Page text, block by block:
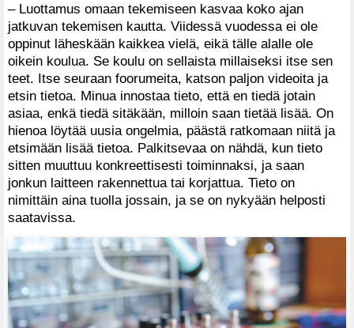
– Luottamus omaan tekemiseen kasvaa koko ajan
jatkuvan tekemisen kautta. Viidessä vuodessa ei ole
oppinut läheskään kaikkea vielä, eikä tälle alalle ole
oikein koulua. Se koulu on sellaista millaiseksi itse sen
teet. Itse seuraan foorumeita, katson paljon videoita ja
etsin tietoa. Minua innostaa tieto, että en tiedä jotain
asiaa, enkä tiedä sitäkään, milloin saan tietää lisää. On
hienoa löytää uusia ongelmia, päästä ratkomaan niitä ja
etsimään lisää tietoa. Palkitsevaa on nähdä, kun tieto
sitten muuttuu konkreettisesti toiminnaksi, ja saan
jonkun laitteen rakennettua tai korjattua. Tieto on
nimittäin aina tuolla jossain, ja se on nykyään helposti
saatavissa.